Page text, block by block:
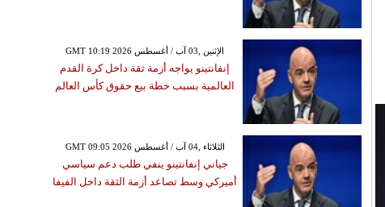
GMT 10:19 2026 الإثنين ,03 آب / أغسطس
إنفانتينو يواجه أزمة ثقة داخل كرة القدم
العالمية بسبب خطة بيع حقوق كأس العالم
GMT 09:05 2026 الثلاثاء ,04 آب / أغسطس
جياني إنفانتينو ينفي طلب دعم سياسي
أميركي وسط تصاعد أزمة الثقة داخل الفيفا